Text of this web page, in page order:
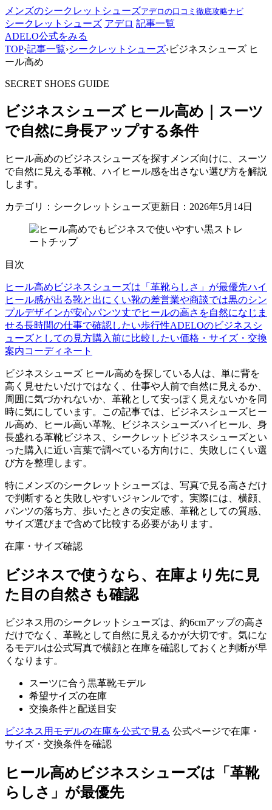
メンズのシークレットシューズアデロの口コミ徹底攻略ナビ
シークレットシューズ アデロ 記事一覧
ADELO公式をみる
TOP›記事一覧›シークレットシューズ›ビジネスシューズ ヒ
ール高め
SECRET SHOES GUIDE
ビジネスシューズ ヒール高め｜スーツ
で自然に身長アップする条件
ヒール高めのビジネスシューズを探すメンズ向けに、スーツ
で自然に見える革靴、ハイヒール感を出さない選び方を解説
します。
カテゴリ：シークレットシューズ更新日：2026年5月14日
目次
ヒール高めビジネスシューズは「革靴らしさ」が最優先ハイ
ヒール感が出る靴と出にくい靴の差営業や商談では黒のシン
プルデザインが安心パンツ丈でヒールの高さを自然になじま
せる長時間の仕事で確認したい歩行性ADELOのビジネスシ
ューズとしての見方購入前に比較したい価格・サイズ・交換
案内コーディネート
ビジネスシューズ ヒール高めを探している人は、単に背を
高く見せたいだけではなく、仕事や人前で自然に見えるか、
周囲に気づかれないか、革靴として安っぽく見えないかを同
時に気にしています。この記事では、ビジネスシューズヒー
ル高め、ヒール高い革靴、ビジネスシューズハイヒール、身
長盛れる革靴ビジネス、シークレットビジネスシューズとい
った購入に近い言葉で調べている方向けに、失敗しにくい選
び方を整理します。
特にメンズのシークレットシューズは、写真で見る高さだけ
で判断すると失敗しやすいジャンルです。実際には、横顔、
パンツの落ち方、歩いたときの安定感、革靴としての質感、
サイズ選びまで含めて比較する必要があります。
在庫・サイズ確認
ビジネスで使うなら、在庫より先に見
た目の自然さも確認
ビジネス用のシークレットシューズは、約6cmアップの高さ
だけでなく、革靴として自然に見えるかが大切です。気にな
るモデルは公式写真で横顔と在庫を確認しておくと判断が早
くなります。
スーツに合う黒革靴モデル
希望サイズの在庫
交換条件と配送目安
ビジネス用モデルの在庫を公式で見る 公式ページで在庫・
サイズ・交換条件を確認
ヒール高めビジネスシューズは「革靴
らしさ」が最優先